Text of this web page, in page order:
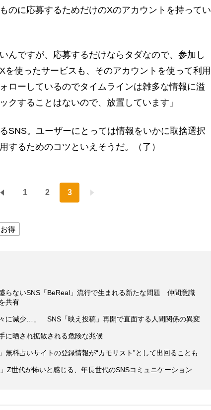
のに応募するためだけのXのアカウントを持ってい
んですが、応募するだけならタダなので、参加し
を使ったサービスも、そのアカウントを使って利用
ローしているのでタイムラインは雑多な情報に溢
クすることはないので、放置しています」
SNS。ユーザーにとっては情報をいかに取捨選択
するためのコツといえそうだ。（了）
1 2 3
お得
らないSNS「BeReal」流行で生まれる新たな問題 仲間意識
共有
々に減少…」 SNS「映え投稿」再開で直面する人間関係の異変
に晒され拡散される危険な兆候
無料占いサイトの登録情報が“カモリスト”として出回ることも
Z世代が怖いと感じる、年長世代のSNSコミュニケーション